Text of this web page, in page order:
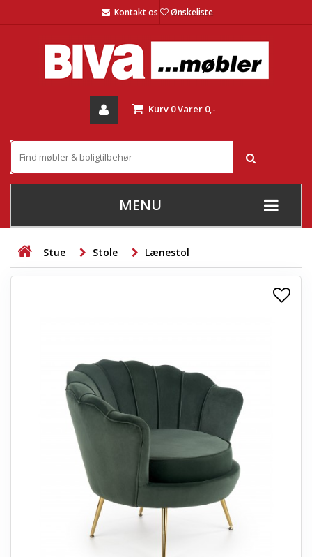
Kontakt os Ønskeliste
Kurv 0Varer 0,-
MENU
+
STUE
+
KONTORMØBLER
OPBEVARING
SPAR PENGE PÅ UDVALGTE VARER
Stue Stole Lænestol